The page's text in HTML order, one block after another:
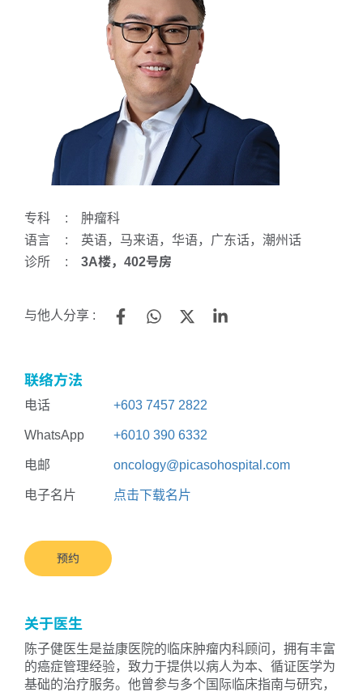
专科 : 肿瘤科
语言
: 英语，马来语，华语，广东话，潮州话
诊所
: 3A楼，402号房
与他人分享 :
联络方法
电话 +603 7457 2822
WhatsApp +6010 390 6332
电邮 oncology@picasohospital.com
电子名片 点击下载名片
预约
关于医生
陈子健医生是益康医院的临床肿瘤内科顾问，拥有丰富
的癌症管理经验，致力于提供以病人为本、循证医学为
基础的治疗服务。他曾参与多个国际临床指南与研究，